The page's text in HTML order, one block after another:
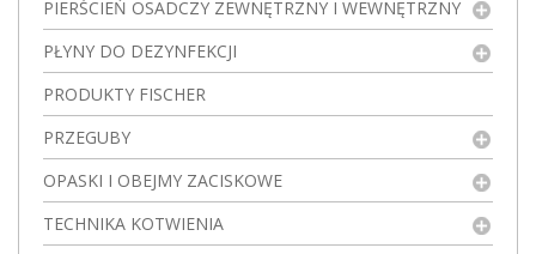
PIERŚCIEŃ OSADCZY ZEWNĘTRZNY I WEWNĘTRZNY
PŁYNY DO DEZYNFEKCJI
PRODUKTY FISCHER
PRZEGUBY
OPASKI I OBEJMY ZACISKOWE
TECHNIKA KOTWIENIA